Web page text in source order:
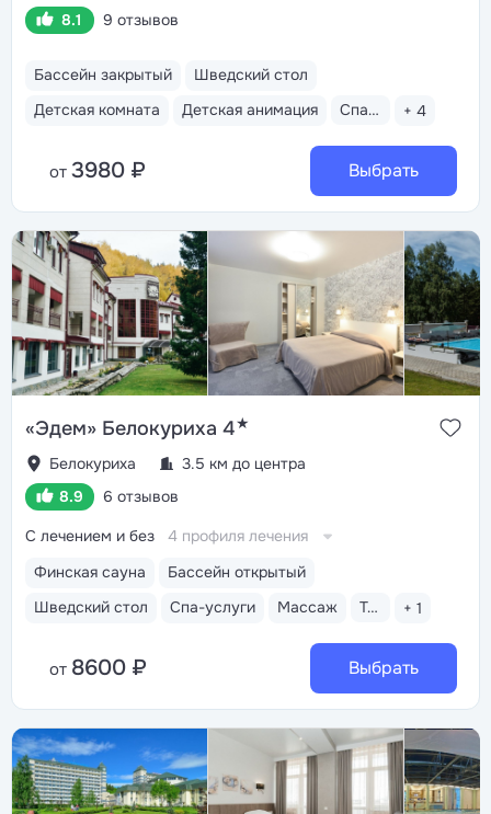
8.1
9 отзывов
Бассейн закрытый
Шведский стол
Детская комната
Детская анимация Спа-комплекс + 4
от 3980 ₽ Выбрать
«Эдем» Белокуриха 4★
Белокуриха
3.5 км до центра
8.9
6 отзывов
Финская сауна
Бассейн открытый
Шведский стол
Спа-услуги Массаж Тренажерный зал + 1
С лечением и без 4 профиля лечения
от 8600 ₽ Выбрать